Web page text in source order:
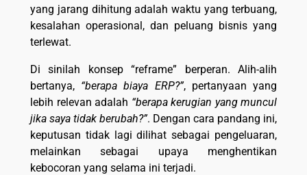
yang jarang dihitung adalah waktu yang terbuang,
kesalahan operasional, dan peluang bisnis yang
terlewat.
Di sinilah konsep “reframe” berperan. Alih-alih
bertanya, “berapa biaya ERP?”, pertanyaan yang
lebih relevan adalah “berapa kerugian yang muncul
jika saya tidak berubah?”. Dengan cara pandang ini,
keputusan tidak lagi dilihat sebagai pengeluaran,
melainkan sebagai upaya menghentikan
kebocoran yang selama ini terjadi.